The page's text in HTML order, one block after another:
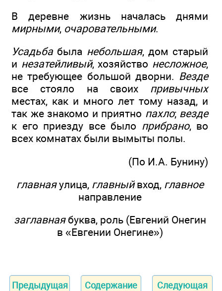
В деревне жизнь началась днями
мирными, очаровательными.
Усадьба была небольшая, дом старый
и незатейливый, хозяйство несложное,
не требующее большой дворни. Везде
все стояло на своих привычных
местах, как и много лет тому назад, и
так же знакомо и приятно пахло; везде
к его приезду все было прибрано, во
всех комнатах были вымыты полы.
(По И.А. Бунину)
главнаяулица, главныйвход, главное
направление
заглавнаябуква, роль (Евгений Онегин
в «Евгении Онегине»)
Предыдущая Содержание Следующая